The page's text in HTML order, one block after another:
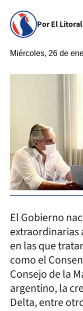
Por El Litoral
Miércoles, 26 de
El Gobierno
extraordinarias
en las que
como el
Consejo de la
argentino, la
Delta, entre